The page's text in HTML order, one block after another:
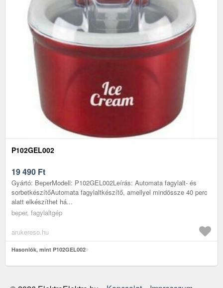
P102GEL002
19 490 Ft
Gyártó: BeperModell: P102GEL002Leírás: Automata fagylalt- és
sorbetkészítőAutomata fagylaltkészítő, amellyel mindössze 40 perc
alatt elkészíthet há...
beper, fagylaltgép
arukereso.hu
Hasonlók, mint P102GEL002